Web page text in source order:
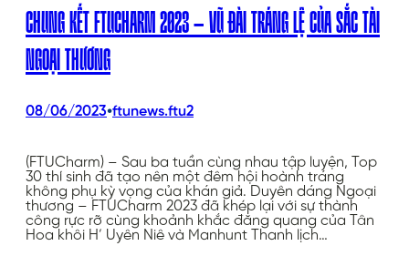
CHUNG KẾT FTUCHARM 2023 – VŨ ĐÀI TRÁNG LỆ CỦA SẮC TÀI
NGOẠI THƯƠNG
08/06/2023•ftunews.ftu2
(FTUCharm) – Sau ba tuần cùng nhau tập luyện, Top
30 thí sinh đã tạo nên một đêm hội hoành tráng
không phụ kỳ vọng của khán giả. Duyên dáng Ngoại
thương – FTUCharm 2023 đã khép lại với sự thành
công rực rỡ cùng khoảnh khắc đăng quang của Tân
Hoa khôi H’ Uyên Niê và Manhunt Thanh lịch…